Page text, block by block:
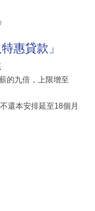
惠貸款」
的九倍，上限增至
還本安排延至18個月